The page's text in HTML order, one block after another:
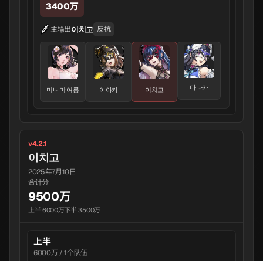
3400万
主输出이치고 反抗
미나미·여름 아야카 이치고 마나카
v4.2.1
이치고
2025年7月10日
合计分
9500万
上半 6000万下半 3500万
上半
6000万 / 1个队伍